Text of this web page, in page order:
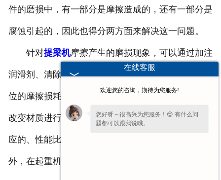
件的磨损中，有一部分是摩擦造成的，还有一部分是
腐蚀引起的，因此也得分两方面来解决这一问题。
针对提梁机摩擦产生的磨损现象，可以通过加注
润滑剂、清除摩擦位置的杂质颗粒等方式减少接触部
位的摩擦损耗;而对于腐蚀等造成的磨损，可以尽量
改变材质进行防范，尽量采用不易起化学或电化学反
应的、性能比较稳定的材质多铸造起重机配件，另
外，在起重机配件表面覆盖防腐膜层也是有用的。
在线客服
欢迎您的咨询，期待为您服务!
您好呀～很高兴为您服务！😊 有什么问
题都可以跟我说哦。